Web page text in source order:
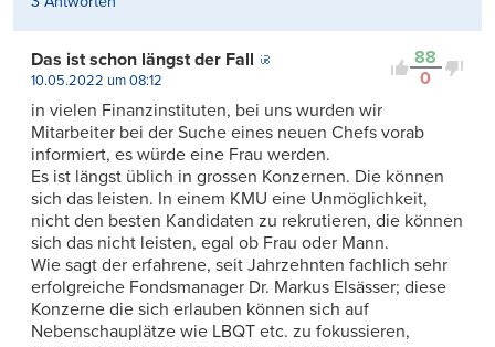
88
0
Das ist schon längst der Fall
10.05.2022 um 08:12
in vielen Finanzinstituten, bei uns wurden wir
Mitarbeiter bei der Suche eines neuen Chefs vorab
informiert, es würde eine Frau werden.
Es ist längst üblich in grossen Konzernen. Die können
sich das leisten. In einem KMU eine Unmöglichkeit,
nicht den besten Kandidaten zu rekrutieren, die können
sich das nicht leisten, egal ob Frau oder Mann.
Wie sagt der erfahrene, seit Jahrzehnten fachlich sehr
erfolgreiche Fondsmanager Dr. Markus Elsässer; diese
Konzerne die sich erlauben können sich auf
Nebenschauplätze wie LBQT etc. zu fokussieren,